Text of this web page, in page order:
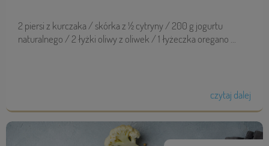
2 piersi z kurczaka / skórka z ½ cytryny / 200 g jogurtu
naturalnego / 2 łyżki oliwy z oliwek / 1 łyżeczka oregano ...
czytaj dalej